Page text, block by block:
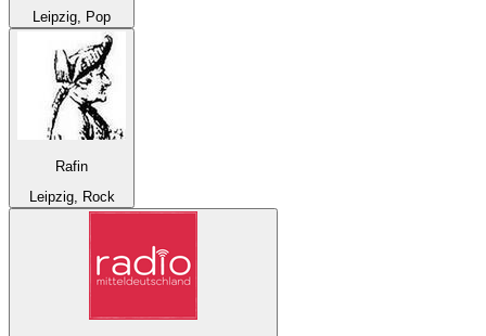
Leipzig, Pop
Rafin
Leipzig, Rock